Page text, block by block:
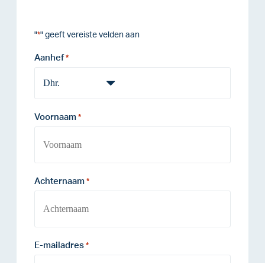
"*" geeft vereiste velden aan
Aanhef *
Voornaam *
Achternaam *
E-mailadres *